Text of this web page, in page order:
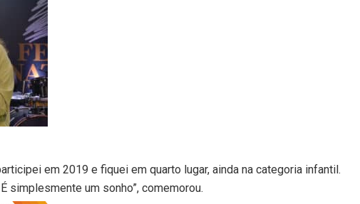
em 2019 e fiquei em quarto lugar, ainda na categoria infantil.
simplesmente um sonho”, comemorou.